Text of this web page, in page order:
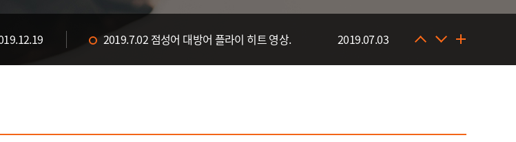
2019.7.02 점성어 대방어 플라이 히트 영상. 2019.07.03